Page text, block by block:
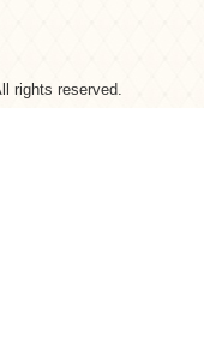
rights reserved.